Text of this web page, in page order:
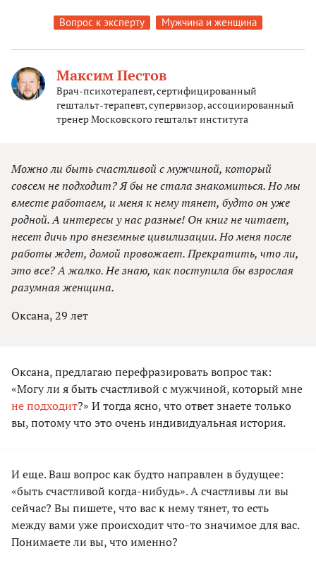
Вопрос к эксперту Мужчина и женщина
Максим Пестов
Врач-психотерапевт, сертифицированный
гештальт-терапевт, супервизор, ассоциированный
тренер Московского гештальт института
Можно ли быть счастливой с мужчиной, который
совсем не подходит? Я бы не стала знакомиться. Но мы
вместе работаем, и меня к нему тянет, будто он уже
родной. А интересы у нас разные! Он книг не читает,
несет дичь про внеземные цивилизации. Но меня после
работы ждет, домой провожает. Прекратить, что ли,
это все? А жалко. Не знаю, как поступила бы взрослая
разумная женщина.
Оксана, 29 лет
Оксана, предлагаю перефразировать вопрос так:
«Могу ли я быть счастливой с мужчиной, который мне
не подходит?» И тогда ясно, что ответ знаете только
вы, потому что это очень индивидуальная история.
И еще. Ваш вопрос как будто направлен в будущее:
«быть счастливой когда-нибудь». А счастливы ли вы
сейчас? Вы пишете, что вас к нему тянет, то есть
между вами уже происходит что-то значимое для вас.
Понимаете ли вы, что именно?